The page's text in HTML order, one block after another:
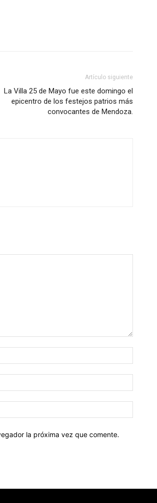
Artículo siguiente
La Villa 25 de Mayo fue este domingo el
epicentro de los festejos patrios más
convocantes de Mendoza.
la próxima vez que comente.